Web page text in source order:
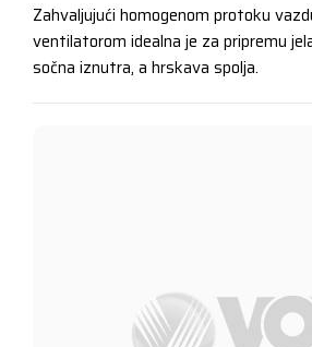
Zahvaljujući homogenom protoku
ventilatorom idealna je za pripremu
sočna iznutra, a hrskava spolja.